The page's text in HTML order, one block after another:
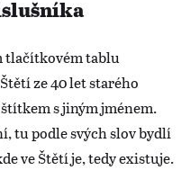
tlačítkovém tablu
ze 40 let starého
s jiným jménem.
tu podle svých slov bydlí
ve Štětí je, tedy existuje.